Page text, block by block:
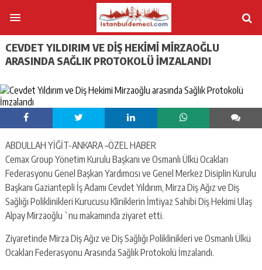
CEVDET YILDIRIM VE DIŞ HEKIMI MIRZAOĞLU
ARASINDA SAĞLIK PROTOKOLÜ İMZALANDI
ABDULLAH YİĞİT-ANKARA –ÖZEL HABER
Cemax Group Yönetim Kurulu Başkanı ve Osmanlı Ülkü Ocakları
Federasyonu Genel Başkan Yardımcısı ve Genel Merkez Disiplin Kurulu
Başkanı Gaziantepli İş Adamı Cevdet Yıldırım, Mirza Diş Ağız ve Diş
Sağlığı Poliklinikleri Kurucusu Kliniklerin İmtiyaz Sahibi Diş Hekimi Ulaş
Alpay Mirzaoğlu `nu makamında ziyaret etti.
Ziyaretinde Mirza Diş Ağız ve Diş Sağlığı Poliklinikleri ve Osmanlı Ülkü
Ocakları Federasyonu Arasında Sağlık Protokolü İmzalandı.